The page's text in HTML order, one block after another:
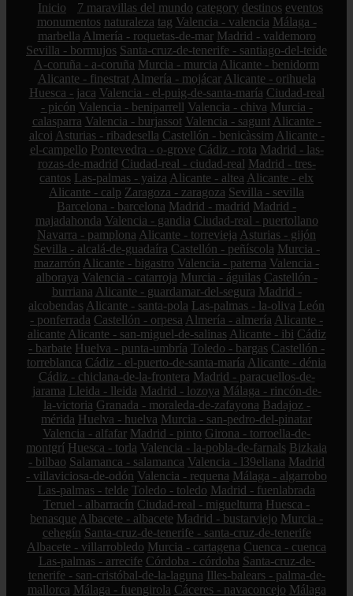
Inicio 7 maravillas del mundo category destinos eventos
monumentos naturaleza tag Valencia - valencia Málaga -
marbella Almería - roquetas-de-mar Madrid - valdemoro
Sevilla - bormujos Santa-cruz-de-tenerife - santiago-del-teide
A-coruña - a-coruña Murcia - murcia Alicante - benidorm
Alicante - finestrat Almería - mojácar Alicante - orihuela
Huesca - jaca Valencia - el-puig-de-santa-maría Ciudad-real
- picón Valencia - beniparrell Valencia - chiva Murcia -
calasparra Valencia - burjassot Valencia - sagunt Alicante -
alcoi Asturias - ribadesella Castellón - benicàssim Alicante -
el-campello Pontevedra - o-grove Cádiz - rota Madrid - las-
rozas-de-madrid Ciudad-real - ciudad-real Madrid - tres-
cantos Las-palmas - yaiza Alicante - altea Alicante - elx
Alicante - calp Zaragoza - zaragoza Sevilla - sevilla
Barcelona - barcelona Madrid - madrid Madrid -
majadahonda Valencia - gandia Ciudad-real - puertollano
Navarra - pamplona Alicante - torrevieja Asturias - gijón
Sevilla - alcalá-de-guadaíra Castellón - peñíscola Murcia -
mazarrón Alicante - bigastro Valencia - paterna Valencia -
alboraya Valencia - catarroja Murcia - águilas Castellón -
burriana Alicante - guardamar-del-segura Madrid -
alcobendas Alicante - santa-pola Las-palmas - la-oliva León
- ponferrada Castellón - orpesa Almería - almería Alicante -
alicante Alicante - san-miguel-de-salinas Alicante - ibi Cádiz
- barbate Huelva - punta-umbría Toledo - bargas Castellón -
torreblanca Cádiz - el-puerto-de-santa-maría Alicante - dénia
Cádiz - chiclana-de-la-frontera Madrid - paracuellos-de-
jarama Lleida - lleida Madrid - lozoya Málaga - rincón-de-
la-victoria Granada - moraleda-de-zafayona Badajoz -
mérida Huelva - huelva Murcia - san-pedro-del-pinatar
Valencia - alfafar Madrid - pinto Girona - torroella-de-
montgrí Huesca - torla Valencia - la-pobla-de-farnals Bizkaia
- bilbao Salamanca - salamanca Valencia - l39eliana Madrid
- villaviciosa-de-odón Valencia - requena Málaga - algarrobo
Las-palmas - telde Toledo - toledo Madrid - fuenlabrada
Teruel - albarracín Ciudad-real - miguelturra Huesca -
benasque Albacete - albacete Madrid - bustarviejo Murcia -
cehegín Santa-cruz-de-tenerife - santa-cruz-de-tenerife
Albacete - villarrobledo Murcia - cartagena Cuenca - cuenca
Las-palmas - arrecife Córdoba - córdoba Santa-cruz-de-
tenerife - san-cristóbal-de-la-laguna Illes-balears - palma-de-
mallorca Málaga - fuengirola Cáceres - navaconcejo Málaga